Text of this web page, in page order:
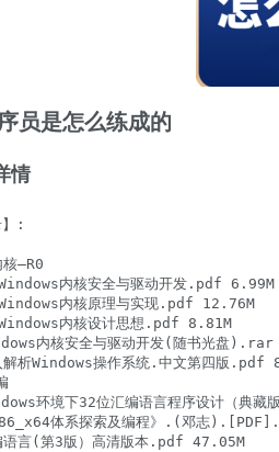
员是怎么练成的
情
】:
–R0
内核安全与驱动开发.pdf 6.99M
内核原理与实现.pdf 12.76M
内核设计思想.pdf 8.81M
内核安全与驱动开发(随书光盘
解析Windows操作系统.中文第四版.pdf
环境下32位汇编语言程序设计（典
体系探索及编程》.(邓志
语言(第3版）高清版本.pdf 47.05M